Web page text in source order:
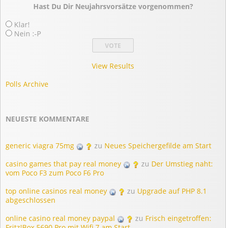
Hast Du Dir Neujahrsvorsätze vorgenommen?
Klar!
Nein :-P
View Results
Polls Archive
NEUESTE KOMMENTARE
generic viagra 75mg zu Neues Speichergefilde am Start
casino games that pay real money
zu Der Umstieg naht:
vom Poco F3 zum Poco F6 Pro
top online casinos real money
zu Upgrade auf PHP 8.1
abgeschlossen
online casino real money paypal
zu Frisch eingetroffen: